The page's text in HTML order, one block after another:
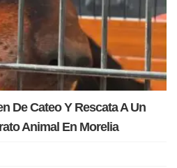
De Cateo Y Rescata A Un
Animal En Morelia